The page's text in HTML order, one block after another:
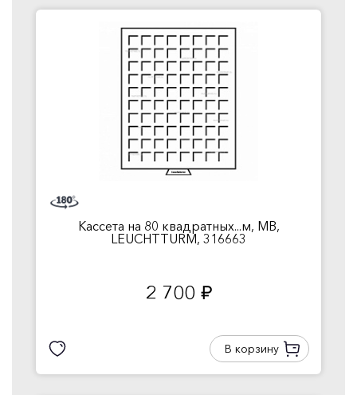
Кассета на 80 квадратных...м, MB,
LEUCHTTURM, 316663
2 700 руб.
В корзину